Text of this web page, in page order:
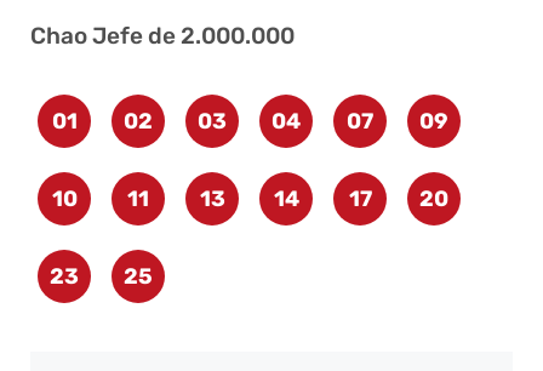
Chao Jefe de 2.000.000
01 02 03 04 07 09
10 11 13 14 17 20
23 25